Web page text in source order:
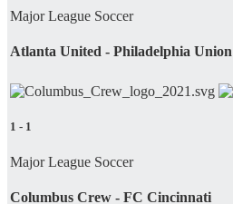
Major League Soccer
Atlanta United - Philadelphia Union
1 - 1
Major League Soccer
Columbus Crew - FC Cincinnati